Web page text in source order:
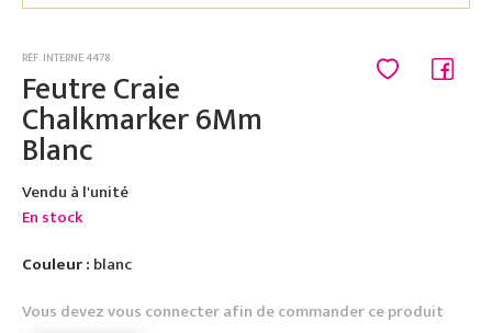
RÉF. INTERNE 4478
Feutre Craie
Chalkmarker 6Mm
Blanc
Vendu à l'unité
En stock
Couleur : blanc
Vous devez vous connecter afin de commander ce produit